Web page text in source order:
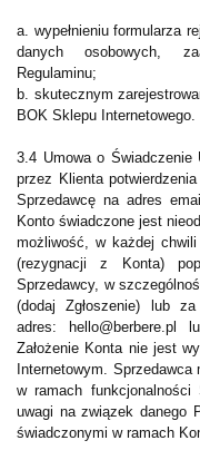
a. wypełnieniu formularza
danych osobowych,
Regulaminu;
b. skutecznym
BOK Sklepu Internetowego.
3.4 Umowa o Świadczenie
przez Klienta
Sprzedawcę na adres
Konto świadczone jest
możliwość, w każdej
(rezygnacji z Konta)
Sprzedawcy, w
(dodaj Zgłoszenie) lub
adres: hello@berbere.pl
Założenie Konta nie jest
Internetowym.
w ramach
uwagi na związek danego
świadczonymi w ramach